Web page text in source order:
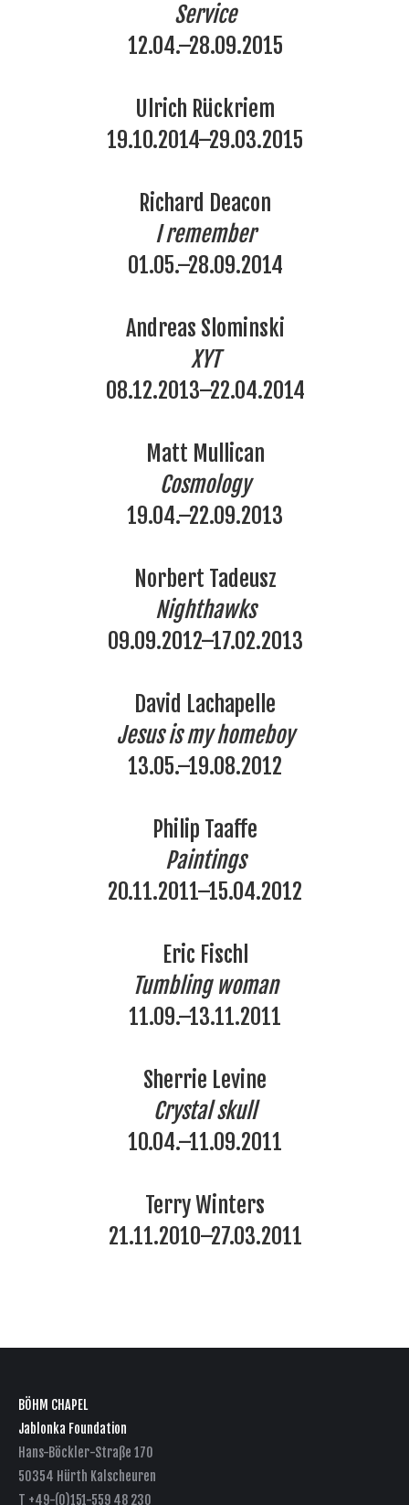
Service
12.04.–28.09.2015
Ulrich Rückriem
19.10.2014–29.03.2015
Richard Deacon
I remember
01.05.–28.09.2014
Andreas Slominski
XYT
08.12.2013–22.04.2014
Matt Mullican
Cosmology
19.04.–22.09.2013
Norbert Tadeusz
Nighthawks
09.09.2012–17.02.2013
David Lachapelle
Jesus is my homeboy
13.05.–19.08.2012
Philip Taaffe
Paintings
20.11.2011–15.04.2012
Eric Fischl
Tumbling woman
11.09.–13.11.2011
Sherrie Levine
Crystal skull
10.04.–11.09.2011
Terry Winters
21.11.2010–27.03.2011
BÖHM CHAPEL
Jablonka Foundation
Hans-Böckler-Straße 170
50354 Hürth Kalscheuren
T +49-(0)151-559 48 230